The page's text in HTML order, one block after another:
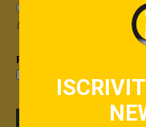
Useremo questa informazione
Privacy*